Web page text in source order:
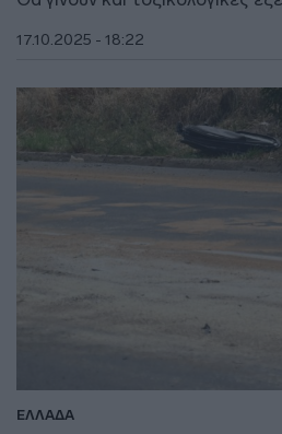
17.10.2025 - 18:22
ΕΛΛΑΔΑ